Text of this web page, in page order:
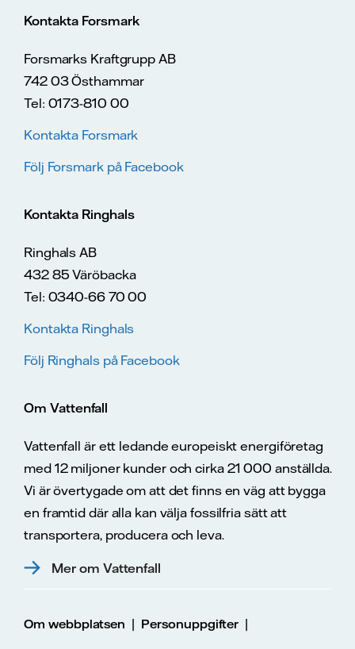
Kontakta Forsmark
Forsmarks Kraftgrupp AB
742 03 Östhammar
Tel: 0173-810 00
Kontakta Forsmark
Följ Forsmark på Facebook
Kontakta Ringhals
Ringhals AB
432 85 Väröbacka
Tel: 0340-66 70 00
Kontakta Ringhals
Följ Ringhals på Facebook
Om Vattenfall
Vattenfall är ett ledande europeiskt energiföretag
med 12 miljoner kunder och cirka 21 000 anställda.
Vi är övertygade om att det finns en väg att bygga
en framtid där alla kan välja fossilfria sätt att
transportera, producera och leva.
Mer om Vattenfall
Om webbplatsen | Personuppgifter |